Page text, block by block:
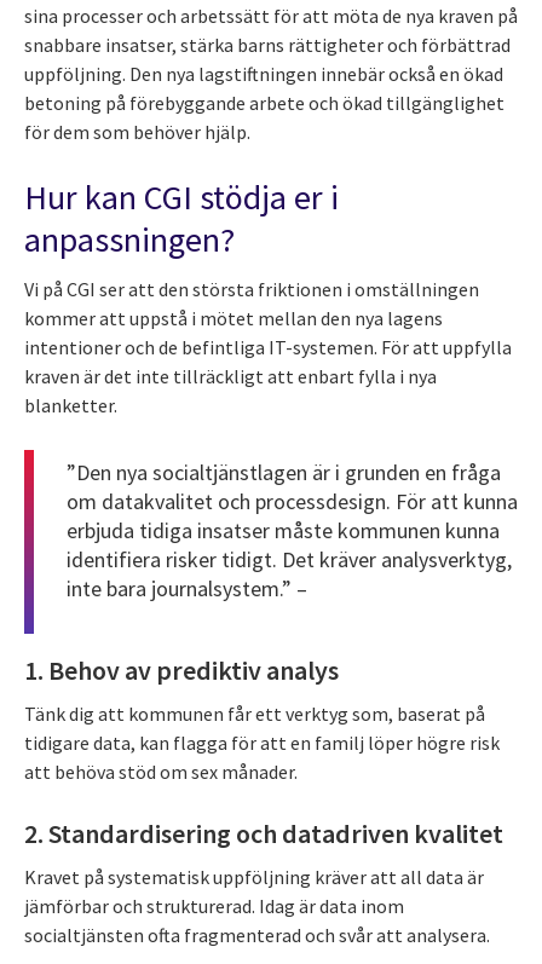
sina processer och arbetssätt för att möta de nya kraven på
snabbare insatser, stärka barns rättigheter och förbättrad
uppföljning. Den nya lagstiftningen innebär också en ökad
betoning på förebyggande arbete och ökad tillgänglighet
för dem som behöver hjälp.
Hur kan CGI stödja er i
anpassningen?
Vi på CGI ser att den största friktionen i omställningen
kommer att uppstå i mötet mellan den nya lagens
intentioner och de befintliga IT-systemen. För att uppfylla
kraven är det inte tillräckligt att enbart fylla i nya
blanketter.
”Den nya socialtjänstlagen är i grunden en fråga
om datakvalitet och processdesign. För att kunna
erbjuda tidiga insatser måste kommunen kunna
identifiera risker tidigt. Det kräver analysverktyg,
inte bara journalsystem.” –
1. Behov av prediktiv analys
Tänk dig att kommunen får ett verktyg som, baserat på
tidigare data, kan flagga för att en familj löper högre risk
att behöva stöd om sex månader.
2. Standardisering och datadriven kvalitet
Kravet på systematisk uppföljning kräver att all data är
jämförbar och strukturerad. Idag är data inom
socialtjänsten ofta fragmenterad och svår att analysera.